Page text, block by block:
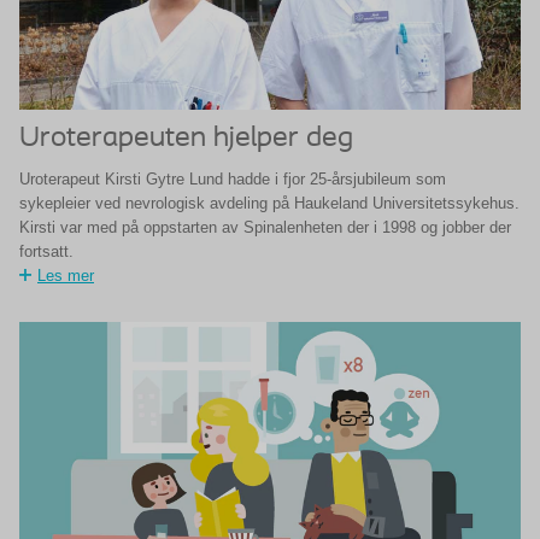
Uroterapeuten hjelper deg
Uroterapeut Kirsti Gytre Lund hadde i fjor 25-årsjubileum som
sykepleier ved nevrologisk avdeling på Haukeland Universitetssykehus.
Kirsti var med på oppstarten av Spinalenheten der i 1998 og jobber der
fortsatt.
Les mer